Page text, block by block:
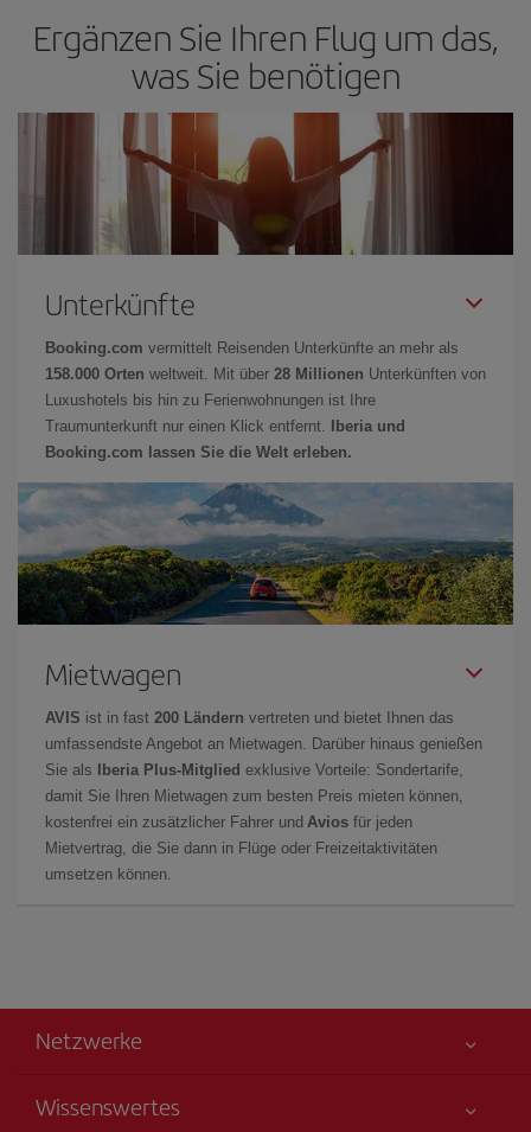
Ergänzen Sie Ihren Flug um das,
was Sie benötigen
Unterkünfte
Booking.com vermittelt Reisenden Unterkünfte an mehr als
158.000 Orten weltweit. Mit über 28 Millionen Unterkünften von
Luxushotels bis hin zu Ferienwohnungen ist Ihre
Traumunterkunft nur einen Klick entfernt.
Iberia und
Booking.com lassen Sie die Welt erleben.
Mietwagen
AVIS ist in fast 200 Ländern vertreten und bietet Ihnen das
umfassendste Angebot an Mietwagen. Darüber hinaus genießen
Sie als
Iberia Plus-Mitglied exklusive Vorteile: Sondertarife,
damit Sie Ihren Mietwagen zum besten Preis mieten können,
kostenfrei ein zusätzlicher Fahrer und Avios für jeden
Mietvertrag, die Sie dann in Flüge oder Freizeitaktivitäten
umsetzen können.
Netzwerke
Wissenswertes